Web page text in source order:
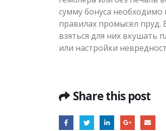
сумму бонуса
правилах промысел пруд.
взяться для них
или настройки
Share this post